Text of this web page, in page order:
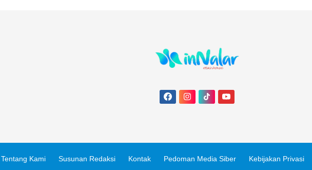
Tentang Kami Susunan Redaksi Kontak Pedoman Media Siber Kebijakan Privasi